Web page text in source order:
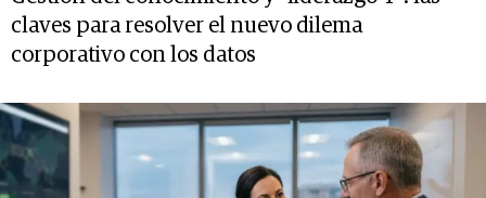
claves para resolver el nuevo dilema
corporativo con los datos